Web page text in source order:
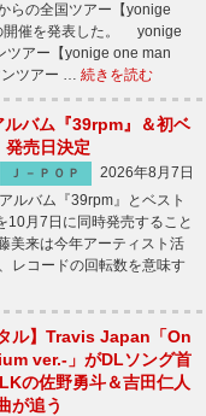
らの全国ツアー【yonige
開催を発表した。 yonige
ツアー【yonige one man
ンツアー … 続きを読む
バム『39rpm』＆初ベ
売日決定
Ｊ－ＰＯＰ
2026年8月7日
ルバム『39rpm』とベスト
10月7日に同時発売すること
来は今年アーティスト活
レコードの回転数を意味す
ル】Travis Japan「On
ver.-」がDLソング首
の佐野勇斗＆吉田仁人
が追う